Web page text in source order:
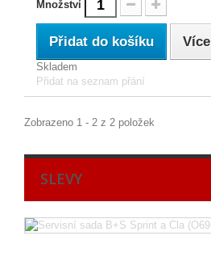
Množství
Přidat do košíku Více
Skladem
Přidat na seznam přání
Zobrazeno 1 - 2 z 2 položek
SLEVY